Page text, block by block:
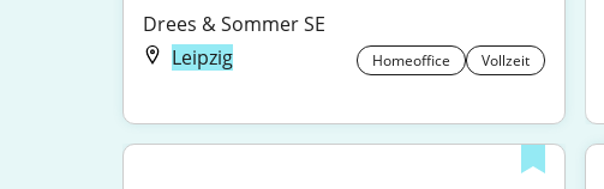
Drees & Sommer SE
Leipzig
Homeoffice Vollzeit